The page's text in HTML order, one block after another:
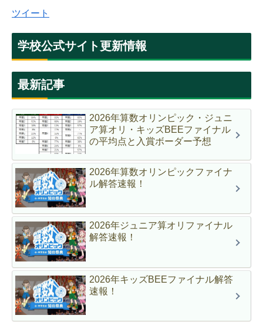
ツイート
学校公式サイト更新情報
最新記事
2026年算数オリンピック・ジュニ
ア算オリ・キッズBEEファイナル
の平均点と入賞ボーダー予想
2026年算数オリンピックファイナ
ル解答速報！
2026年ジュニア算オリファイナル
解答速報！
2026年キッズBEEファイナル解答
速報！